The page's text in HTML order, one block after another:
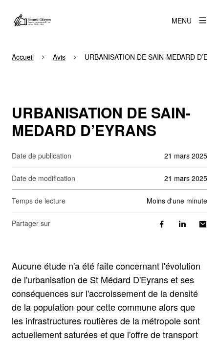
MENU
Accueil Avis URBANISATION DE SAIN-MEDARD
URBANISATION DE SAIN-
MEDARD D’EYRANS
Date de publication 21 mars 2025
Date de modification 21 mars 2025
Temps de lecture moins d'une minute
Partager sur
Aucune étude n'a été faite concernant l'évolution
de l'urbanisation de St Médard D'Eyrans et ses
conséquences sur l'accroissement de la densité
de la population pour cette commune alors que
les infrastructures routières de la métropole sont
actuellement saturées et que l'offre de transport